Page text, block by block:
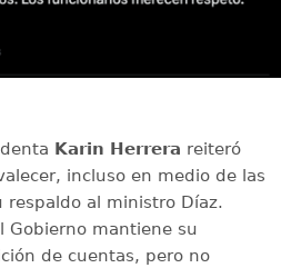
Karin Herrera reiteró
incluso en medio de las
respaldo al ministro Díaz.
Gobierno mantiene su
de cuentas, pero no